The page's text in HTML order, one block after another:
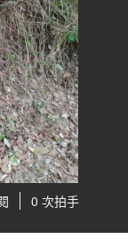
0 次拍手